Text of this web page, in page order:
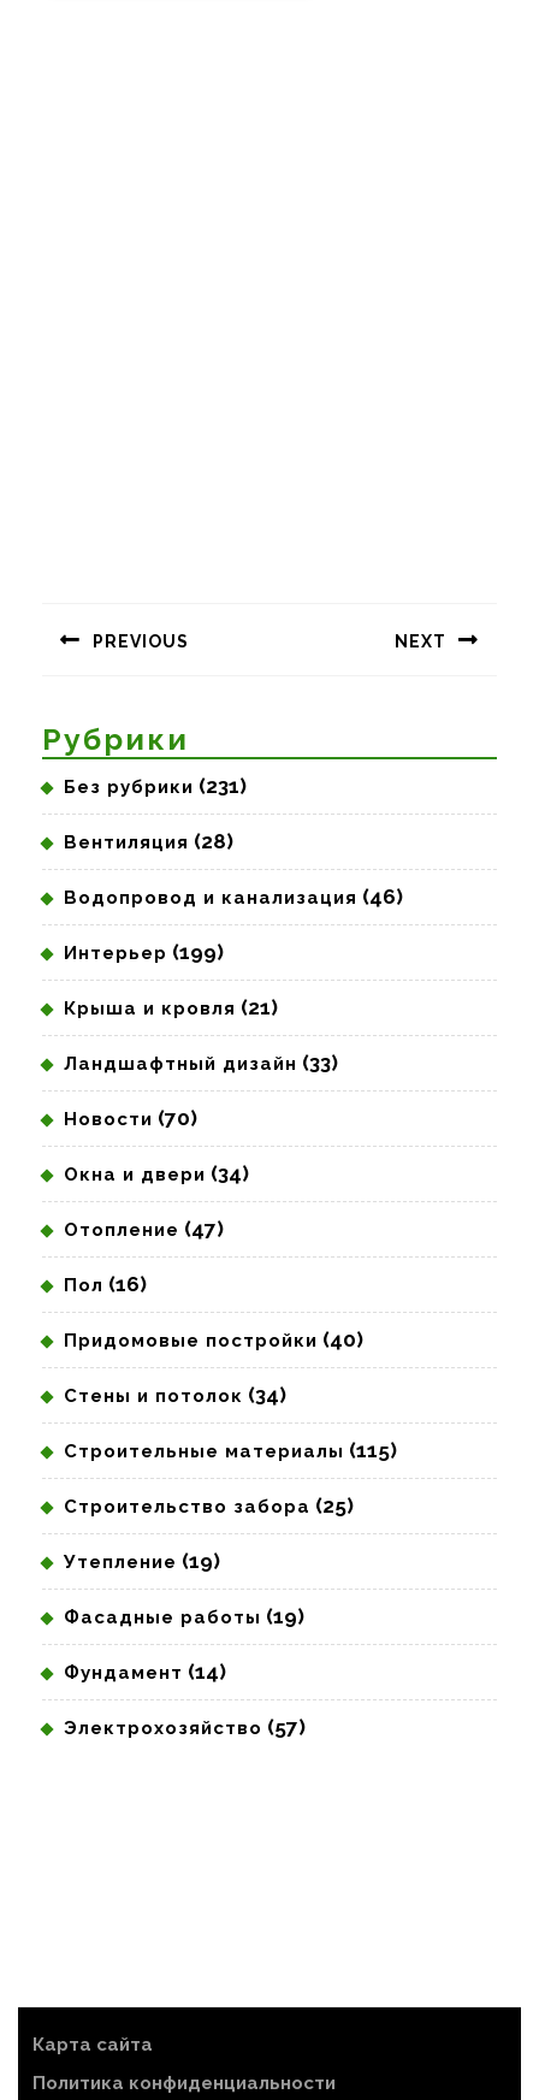
записям
PREVIOUS NEXT
Рубрики
Без рубрики (231)
Вентиляция (28)
Водопровод и канализация (46)
Интерьер (199)
Крыша и кровля (21)
Ландшафтный дизайн (33)
Новости (70)
Окна и двери (34)
Отопление (47)
Пол (16)
Придомовые постройки (40)
Стены и потолок (34)
Строительные материалы (115)
Строительство забора (25)
Утепление (19)
Фасадные работы (19)
Фундамент (14)
Электрохозяйство (57)
Карта сайта
Политика конфиденциальности